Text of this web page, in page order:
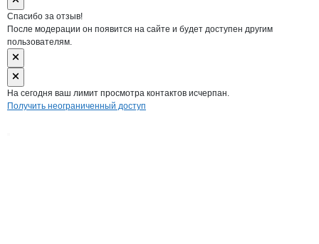
Спасибо за отзыв!
После модерации он появится на сайте и будет доступен другим
пользователям.
На сегодня ваш лимит просмотра контактов исчерпан.
Получить неограниченный доступ